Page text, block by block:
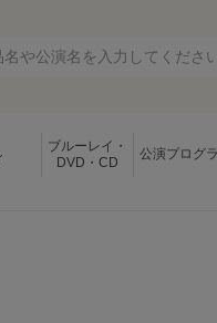
ブルーレイ・
DVD・CD
公演プログ